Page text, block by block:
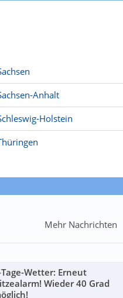
Anhalt
Holstein
Mehr Nachrichten
Wetter: Erneut
Wieder 40 Grad